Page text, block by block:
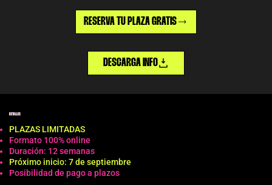
RESERVA TU PLAZA GRATIS
DESCARGA INFO
DETALLES
PLAZAS LIMITADAS
Formato 100% online
Duración: 12 semanas
Próximo inicio: 7 de septiembre
Posibilidad de pago a plazos